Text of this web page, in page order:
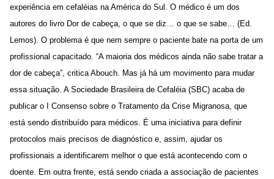
experiência em cefaléias na América do Sul. O médico é um dos
autores do livro Dor de cabeça, o que se diz… o que se sabe… (Ed.
Lemos). O problema é que nem sempre o paciente bate na porta de um
profissional capacitado. “A maioria dos médicos ainda não sabe tratar a
dor de cabeça”, critica Abouch. Mas já há um movimento para mudar
essa situação. A Sociedade Brasileira de Cefaléia (SBC) acaba de
publicar o I Consenso sobre o Tratamento da Crise Migranosa, que
está sendo distribuído para médicos. É uma iniciativa para definir
protocolos mais precisos de diagnóstico e, assim, ajudar os
profissionais a identificarem melhor o que está acontecendo com o
doente. Em outra frente, está sendo criada a associação de pacientes